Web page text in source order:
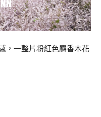
，一整片粉紅色麝香木花